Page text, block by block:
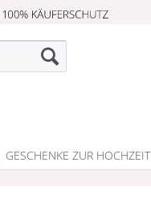
GESCHENKE ZUR HOCHZEIT